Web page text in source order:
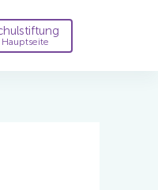
Hauptseite